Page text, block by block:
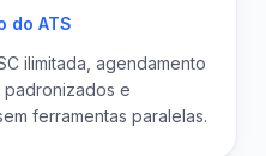
do ATS
ilimitada, agendamento
e
ferramentas paralelas.